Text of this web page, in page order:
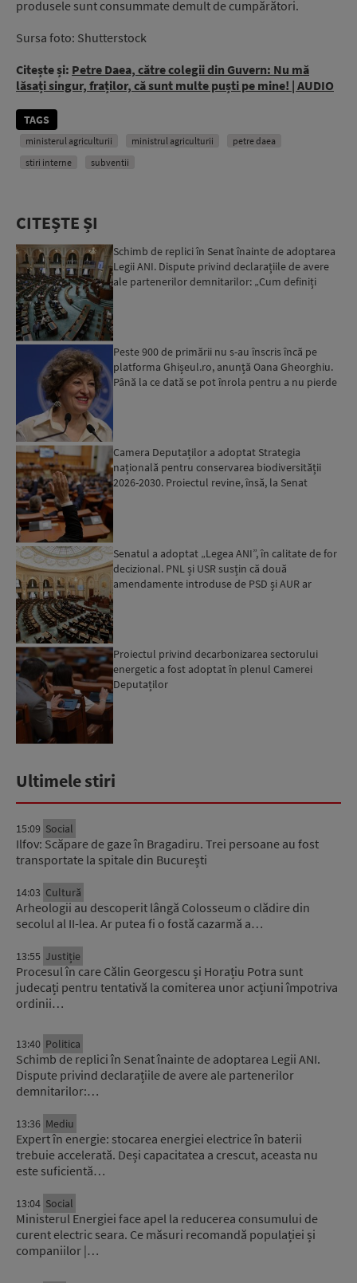
produsele sunt consummate demult de cumpărători.
Sursa foto: Shutterstock
Citește și: Petre Daea, către colegii din Guvern: Nu mă
lăsați singur, fraților, că sunt multe puști pe mine! | AUDIO
TAGS
ministerul agriculturii ministrul agriculturii
petre daea
stiri interne
subventii
CITEȘTE ȘI
Schimb de replici în Senat înainte de adoptarea
Legii ANI. Dispute privind declarațiile de avere
ale partenerilor demnitarilor: „Cum definiți
Peste 900 de primării nu s-au înscris încă pe
platforma Ghișeul.ro, anunță Oana Gheorghiu.
Până la ce dată se pot înrola pentru a nu pierde
Camera Deputaților a adoptat Strategia
națională pentru conservarea biodiversității
2026-2030. Proiectul revine, însă, la Senat
Senatul a adoptat „Legea ANI”, în calitate de for
decizional. PNL și USR susțin că două
amendamente introduse de PSD și AUR ar
Proiectul privind decarbonizarea sectorului
energetic a fost adoptat în plenul Camerei
Deputaților
Ultimele stiri
15:09 Social
Ilfov: Scăpare de gaze în Bragadiru. Trei persoane au fost
transportate la spitale din București
14:03 Cultură
Arheologii au descoperit lângă Colosseum o clădire din
secolul al II-lea. Ar putea fi o fostă cazarmă a…
13:55 Justiție
Procesul în care Călin Georgescu și Horațiu Potra sunt
judecați pentru tentativă la comiterea unor acțiuni împotriva
ordinii…
13:40 Politica
Schimb de replici în Senat înainte de adoptarea Legii ANI.
Dispute privind declarațiile de avere ale partenerilor
demnitarilor:…
13:36 Mediu
Expert în energie: stocarea energiei electrice în baterii
trebuie accelerată. Deși capacitatea a crescut, aceasta nu
este suficientă…
13:04 Social
Ministerul Energiei face apel la reducerea consumului de
curent electric seara. Ce măsuri recomandă populației și
companiilor |…